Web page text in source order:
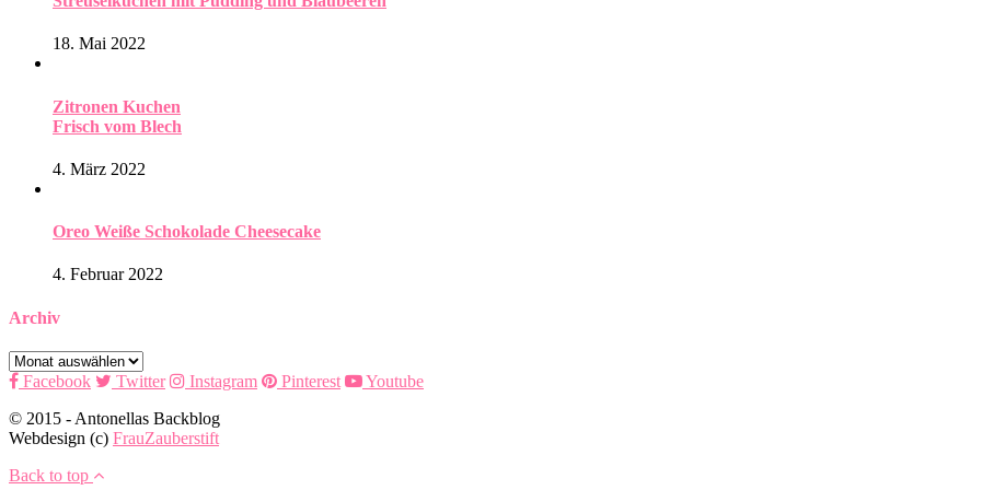
18. Mai 2022
Zitronen Kuchen
Frisch vom Blech
4. März 2022
Oreo Weiße Schokolade Cheesecake
4. Februar 2022
Archiv
Archiv
Facebook
Twitter Instagram Pinterest
Youtube
© 2015 - Antonellas Backblog
Webdesign (c) FrauZauberstift
Back to top